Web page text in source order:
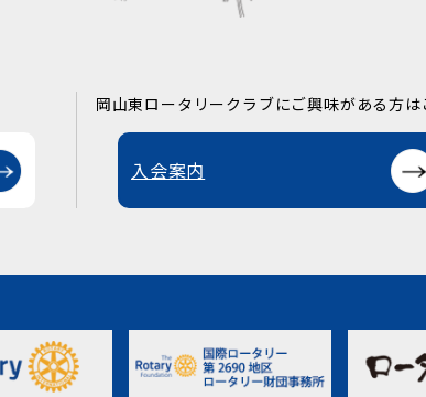
岡山東ロータリークラブにご興味がある方は
入会案内